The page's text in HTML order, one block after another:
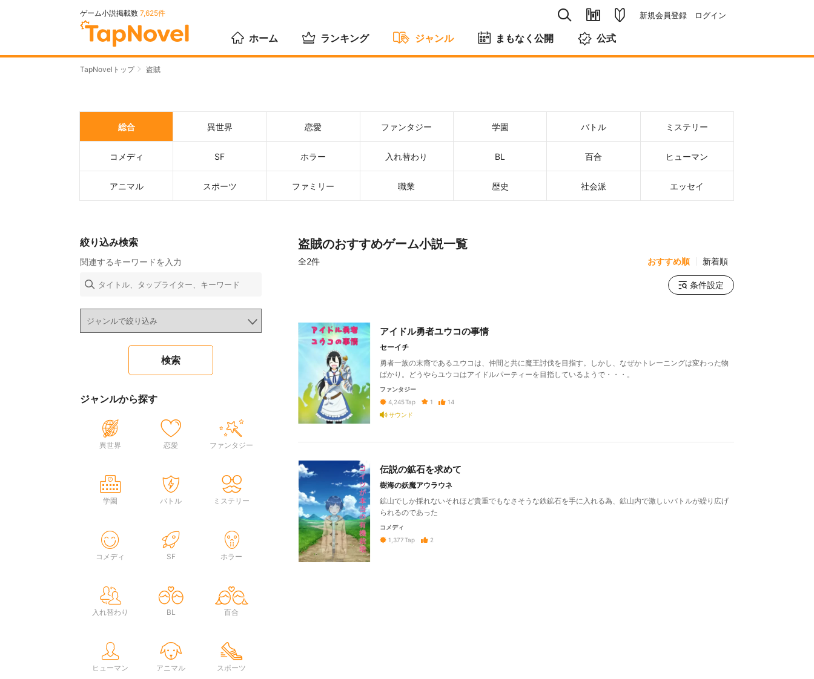
ゲーム小説掲載数 7,625件 新規会員登録 ログイン
ホーム ランキング ジャンル まもなく公開 公式
TapNovelトップ 盗賊
総合 異世界 恋愛 ファンタジー 学園 バトル ミステリー
コメディ SF ホラー 入れ替わり BL 百合 ヒューマン
アニマル スポーツ ファミリー 職業 歴史 社会派 エッセイ
盗賊のおすすめゲーム小説一覧
全2件 おすすめ順 新着順
条件設定
アイドル勇者ユウコの事情
セーイチ
勇者一族の末裔であるユウコは、仲間と共に魔王討伐を目指す。しかし、なぜかトレーニングは変わった物
ばかり。どうやらユウコはアイドルパーティーを目指しているようで・・・。
ファンタジー
4,245Tap 1
14
サウンド
伝説の鉱石を求めて
樹海の妖魔アウラウネ
鉱山でしか採れないそれほど貴重でもなさそうな鉄鉱石を手に入れる為、鉱山内で激しいバトルが繰り広げ
られるのであった
コメディ
1,377Tap 2
絞り込み検索
関連するキーワードを入力
ジャンルから探す
異世界 恋愛 ファンタジー
学園 バトル ミステリー
コメディ SF ホラー
入れ替わり BL 百合
ヒューマン アニマル スポーツ